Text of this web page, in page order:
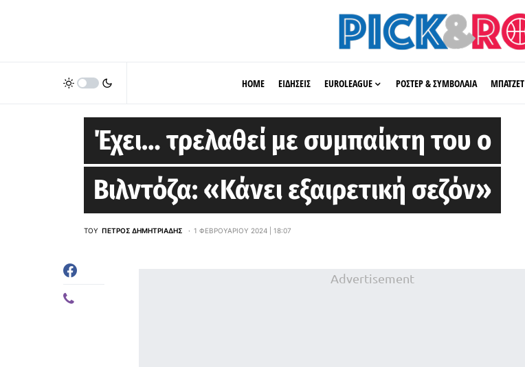
HOME ΕΙΔΗΣΕΙΣ EUROLEAGUE ΡΟΣΤΕΡ & ΣΥΜΒΟΛΑΙΑ ΜΠΑΤΖΕΤ
Έχει… τρελαθεί με συμπαίκτη του ο
Βιλντόζα: «Κάνει εξαιρετική σεζόν»
ΤΟΥ ΠΈΤΡΟΣ ΔΗΜΗΤΡΙΆΔΗΣ 1 ΦΕΒΡΟΥΑΡΊΟΥ 2024 | 18:07
Advertisement